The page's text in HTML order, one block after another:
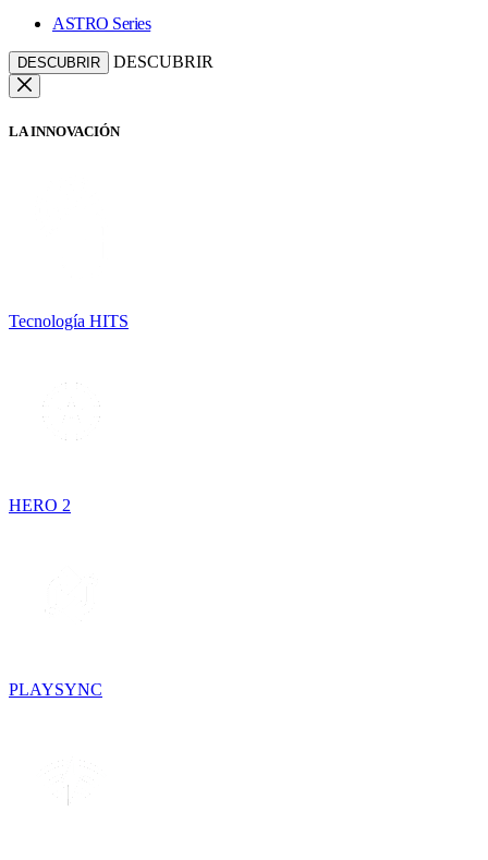
ASTRO Series
DESCUBRIR DESCUBRIR
LA INNOVACIÓN
Tecnología HITS
HERO 2
PLAYSYNC